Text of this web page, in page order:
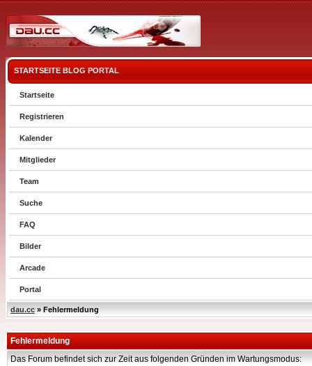
STARTSEITE BLOG PORTAL
Startseite
Registrieren
Kalender
Mitglieder
Team
Suche
FAQ
Bilder
Arcade
Portal
dau.cc » Fehlermeldung
Fehlermeldung
Das Forum befindet sich zur Zeit aus folgenden Gründen im Wartungsmodus: